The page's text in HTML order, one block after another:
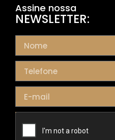
Assine nossa
NEWSLETTER: